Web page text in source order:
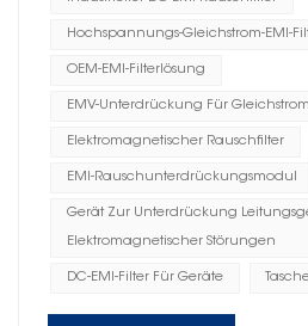
Hochspannungs-Gleichstrom-EMI-
OEM-EMI-Filterlösung
EMV-Unterdrückung Für
Elektromagnetischer Rauschfilter
EMI-Rauschunterdrückungsmodul
Gerät Zur Unterdrückung
Elektromagnetischer Störungen
DC-EMI-Filter Für Geräte